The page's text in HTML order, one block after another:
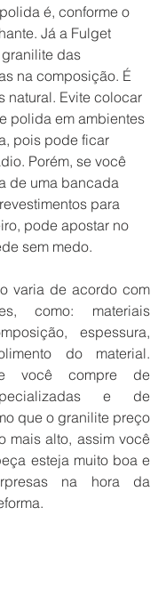
é, conforme o
Já a Fulget
das
na composição. É
natural. Evite colocar
polida em ambientes
pois pode ficar
Porém, se você
de uma bancada
para
pode apostar no
sem medo.
varia de acordo com
como: materiais
espessura,
do material.
você compre de
e de
que o granilite preço
mais alto, assim você
esteja muito boa e
na hora da